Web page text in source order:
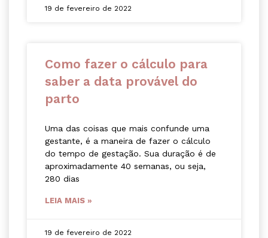
19 de fevereiro de 2022
Como fazer o cálculo para
saber a data provável do
parto
Uma das coisas que mais confunde uma
gestante, é a maneira de fazer o cálculo
do tempo de gestação. Sua duração é de
aproximadamente 40 semanas, ou seja,
280 dias
LEIA MAIS »
19 de fevereiro de 2022